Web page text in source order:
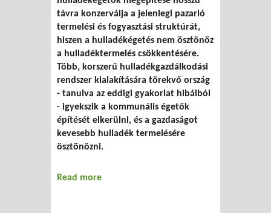
távra konzerválja a jelenlegi pazarló
termelési és fogyasztási struktúrát,
hiszen a hulladékégetés nem ösztönöz
a hulladéktermelés csökkentésére.
Több, korszerű hulladékgazdálkodási
rendszer kialakítására törekvő ország
- tanulva az eddigi gyakorlat hibáiból
- igyekszik a kommunális égetők
építését elkerülni, és a gazdaságot
kevesebb hulladék termelésére
ösztönözni.
Read more